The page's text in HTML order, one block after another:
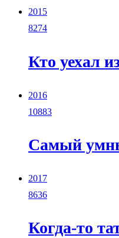
2015
8274
Кто уехал
2016
10883
Самый
2017
8636
Когда-то